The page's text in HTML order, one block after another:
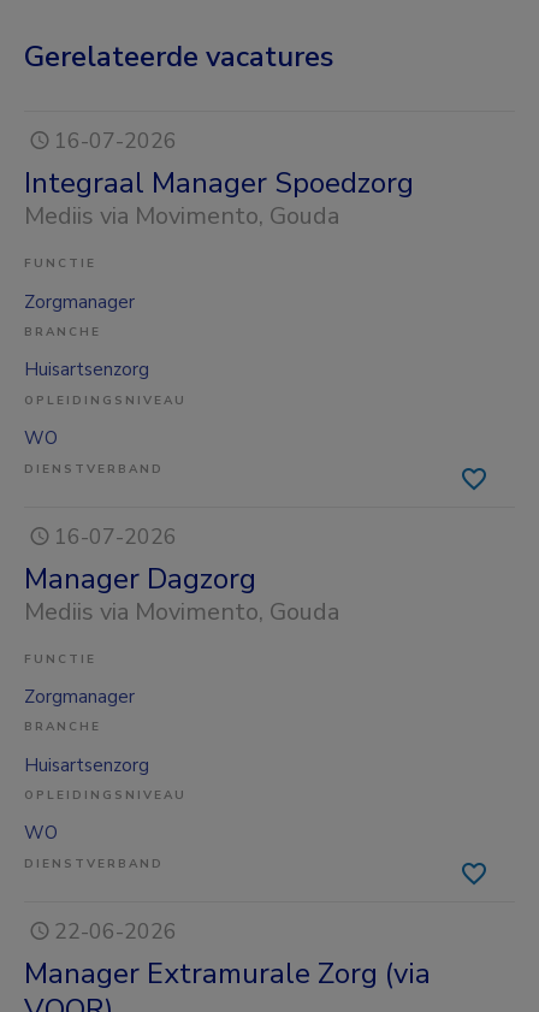
Gerelateerde vacatures
16-07-2026
Integraal Manager Spoedzorg
Mediis via Movimento, Gouda
FUNCTIE
Zorgmanager
BRANCHE
Huisartsenzorg
OPLEIDINGSNIVEAU
WO
DIENSTVERBAND
16-07-2026
Manager Dagzorg
Mediis via Movimento, Gouda
FUNCTIE
Zorgmanager
BRANCHE
Huisartsenzorg
OPLEIDINGSNIVEAU
WO
DIENSTVERBAND
22-06-2026
Manager Extramurale Zorg (via